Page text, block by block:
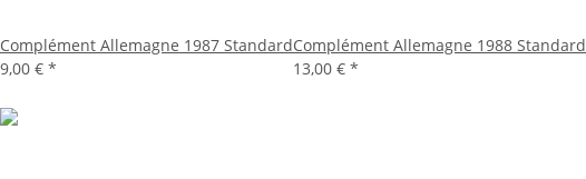
Complément Allemagne 1987 Standard
9,00 € *
Complément Allemagne 1988 Standard
13,00 € *